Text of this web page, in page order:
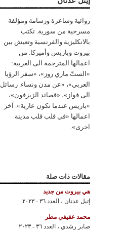
روائية وشاعرة ورسامة ومؤلفة
مسرحية من سورية. تكتب
بالانكليزية والفرنسية وتعيش بين
بيروت وباريس وأميركا. من
اعمالها المترجمة الى العربية:
«الستّ ماري روز»، «سفر الرؤيا
العربي»، «عن مدن ونساء. رسائل
الى فواز»، «قصائد الزيزفون»،
«باريس عندما تكون عارية». آخر
اعمالها «في قلب قلب مدينة
اخرى».
مقالات ذات صلة
هي بيروت من جديد
إتيل عدنان ، العدد ٣٦ - ٢٠٢٣
محمد عفيفي مطر
صابر رشدي ، العدد ٣٦ - ٢٠٢٣